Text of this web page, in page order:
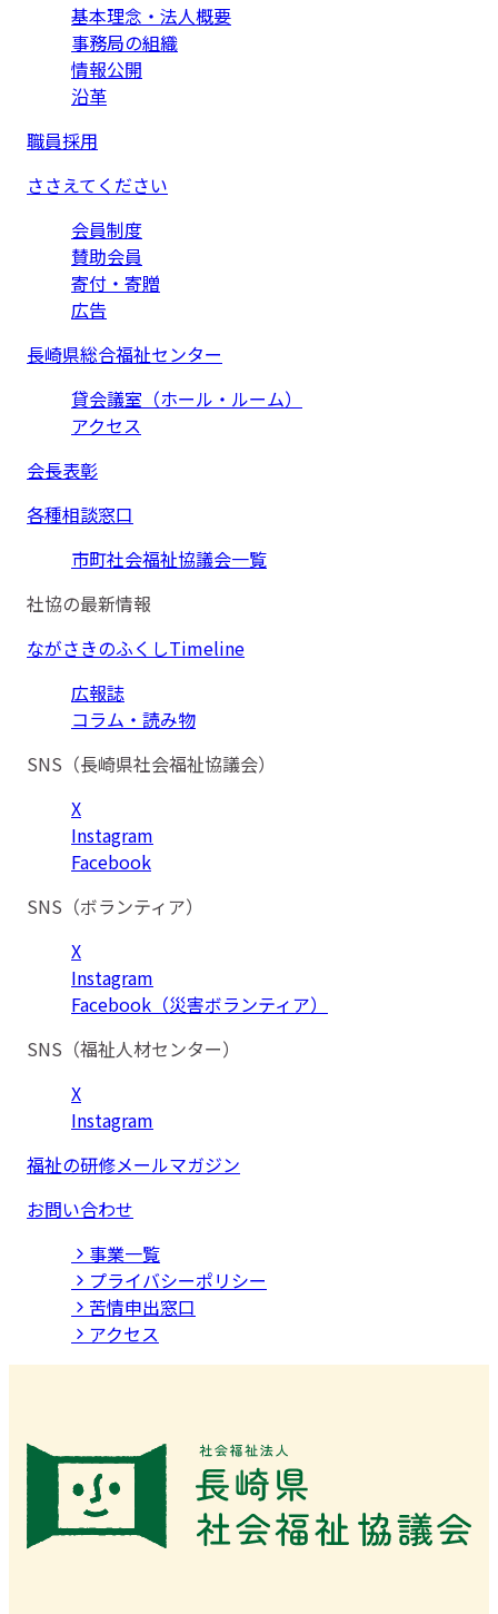
基本理念・法人概要
事務局の組織
情報公開
沿革
職員採用
ささえてください
会員制度
賛助会員
寄付・寄贈
広告
長崎県総合福祉センター
貸会議室（ホール・ルーム）
アクセス
会長表彰
各種相談窓口
市町社会福祉協議会一覧
社協の最新情報
ながさきのふくしTimeline
広報誌
コラム・読み物
SNS（長崎県社会福祉協議会）
X
Instagram
Facebook
SNS（ボランティア）
X
Instagram
Facebook（災害ボランティア）
SNS（福祉人材センター）
X
Instagram
福祉の研修メールマガジン
お問い合わせ
事業⼀覧
プライバシーポリシー
苦情申出窓口
アクセス